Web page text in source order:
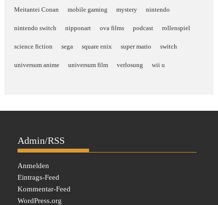
Meitantei Conan mobile gaming mystery nintendo
nintendo switch nipponart ova films podcast rollenspiel
science fiction sega square enix super mario switch
universum anime universum film verlosung wii u
Admin/RSS
Anmelden
Eintrags-Feed
Kommentar-Feed
WordPress.org